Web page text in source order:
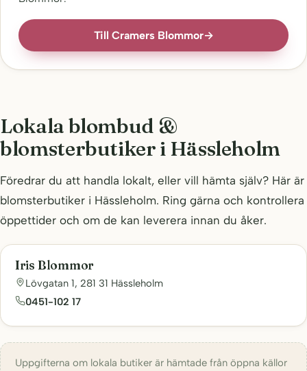
Till Cramers Blommor→
Lokala blombud &
blomsterbutiker i Hässleholm
Föredrar du att handla lokalt, eller vill hämta själv? Här är
blomsterbutiker i Hässleholm. Ring gärna och kontrollera
öppettider och om de kan leverera innan du åker.
Iris Blommor
Lövgatan 1, 281 31 Hässleholm
0451-102 17
Uppgifterna om lokala butiker är hämtade från öppna källor